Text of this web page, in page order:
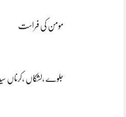
مومن کی فراست
جلوے ،لشکاں ،کرناں